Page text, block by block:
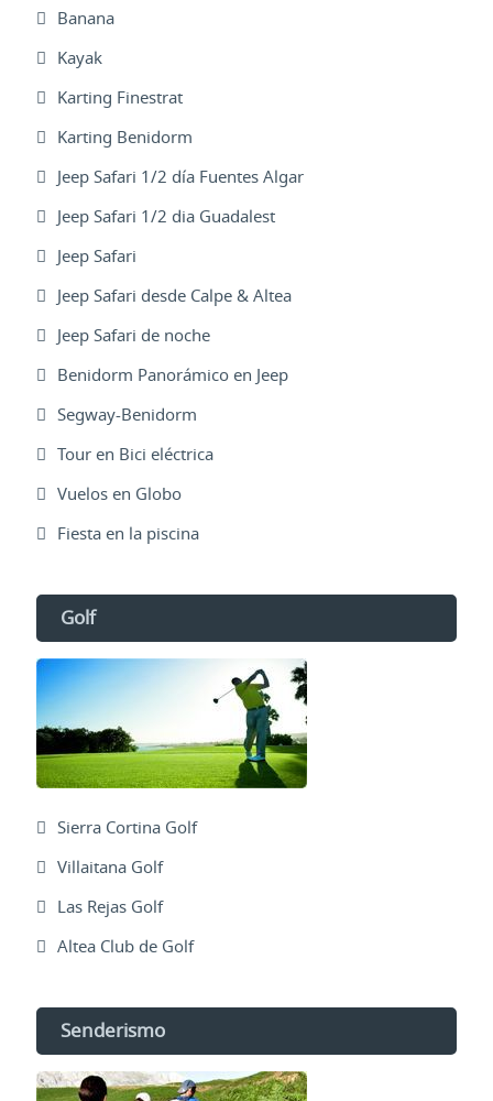
Banana
Kayak
Karting Finestrat
Karting Benidorm
Jeep Safari 1/2 día Fuentes Algar
Jeep Safari 1/2 dia Guadalest
Jeep Safari
Jeep Safari desde Calpe & Altea
Jeep Safari de noche
Benidorm Panorámico en Jeep
Segway-Benidorm
Tour en Bici eléctrica
Vuelos en Globo
Fiesta en la piscina
Golf
Sierra Cortina Golf
Villaitana Golf
Las Rejas Golf
Altea Club de Golf
Senderismo